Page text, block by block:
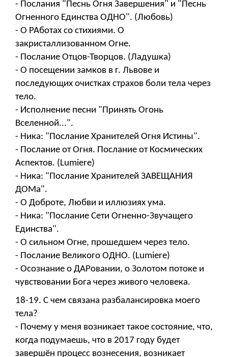
- Послания "Песнь Огня Завершения" и "Песнь
Огненного Единства ОДНО". (Любовь)
- О РАботах со стихиями. О
закристаллизованном Огне.
- Послание Отцов-Творцов. (Ладушка)
- О посещении замков в г. Львове и
последующих очистках страхов боли тела через
тело.
- Исполнение песни "Принять Огонь
Вселенной...".
- Ника: "Послание Хранителей Огня Истины".
- Послание от Огня. Послание от Космических
Аспектов. (Lumiere)
- Ника: "Послание Хранителей ЗАВЕЩАНИЯ
ДОМа".
- О Доброте, Любви и иллюзиях ума.
- Ника: "Послание Сети Огненно-Звучащего
Единства".
- О сильном Огне, прошедшем через тело.
- Послание Великого ОДНО. (Lumiere)
- Осознание о ДАРовании, о Золотом потоке и
чувствовании Бога через живого человека.
18-19. С чем связана разбалансировка моего
тела?
- Почему у меня возникает такое состояние, что,
когда подумаешь, что в 2017 году будет
завершён процесс вознесения, возникает